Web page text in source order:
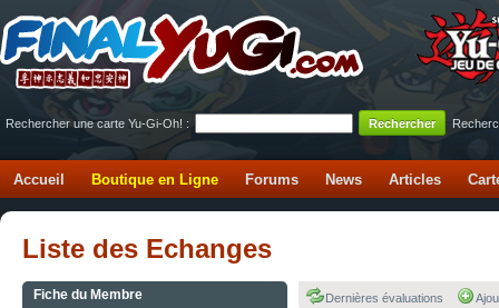
Rechercher une carte Yu-Gi-Oh! :
Accueil Boutique en Ligne Forums News Articles
Liste des Echanges
Fiche du Membre Dernières évaluations